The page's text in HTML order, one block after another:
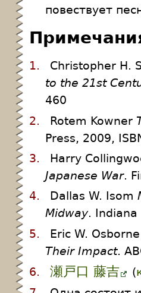
повествует
1.
Christopher H.
to the 21st
460
2.
Rotem Kowner
Press, 2009,
3.
Harry
Japanese War.
4.
Dallas W. Isom
Midway. Indiana
5.
Eric W.
Their Impact.
6.
瀬戸口 藤吉 (